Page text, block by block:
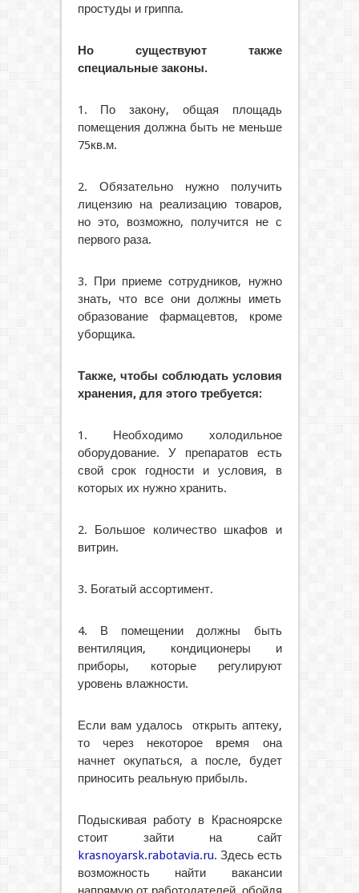
простуды и гриппа.
Но существуют также
специальные законы.
1. По закону, общая площадь
помещения должна быть не меньше
75кв.м.
2. Обязательно нужно получить
лицензию на реализацию товаров,
но это, возможно, получится не с
первого раза.
3. При приеме сотрудников, нужно
знать, что все они должны иметь
образование фармацевтов, кроме
уборщика.
Также, чтобы соблюдать условия
хранения, для этого требуется:
1. Необходимо холодильное
оборудование. У препаратов есть
свой срок годности и условия, в
которых их нужно хранить.
2. Большое количество шкафов и
витрин.
3. Богатый ассортимент.
4. В помещении должны быть
вентиляция, кондиционеры и
приборы, которые регулируют
уровень влажности.
Если вам удалось открыть аптеку,
то через некоторое время она
начнет окупаться, а после, будет
приносить реальную прибыль.
Подыскивая работу в Красноярске
стоит зайти на сайт
krasnoyarsk.rabotavia.ru. Здесь есть
возможность найти вакансии